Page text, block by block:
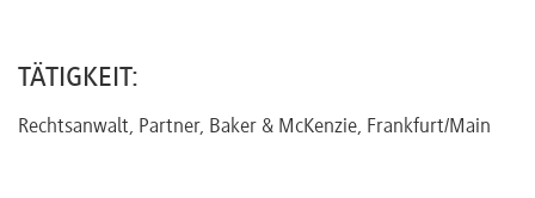
TÄTIGKEIT:
Rechtsanwalt, Partner, Baker & McKenzie, Frankfurt/Main